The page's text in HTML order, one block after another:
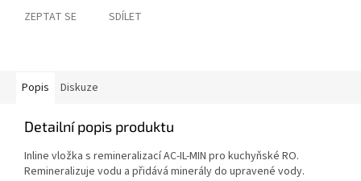
ZEPTAT SE SDÍLET
Popis Diskuze
Detailní popis produktu
Inline vložka s remineralizací AC-IL-MIN pro kuchyňské RO.
Remineralizuje vodu a přidává minerály do upravené vody.